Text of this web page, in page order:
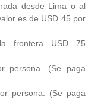
desde Lima o al
es de USD 45 por
frontera USD 75
persona. (Se paga
persona. (Se paga